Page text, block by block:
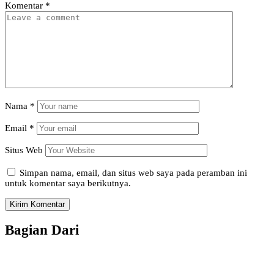
Komentar *
Nama *
Email *
Situs Web
Simpan nama, email, dan situs web saya pada peramban ini
untuk komentar saya berikutnya.
Bagian Dari